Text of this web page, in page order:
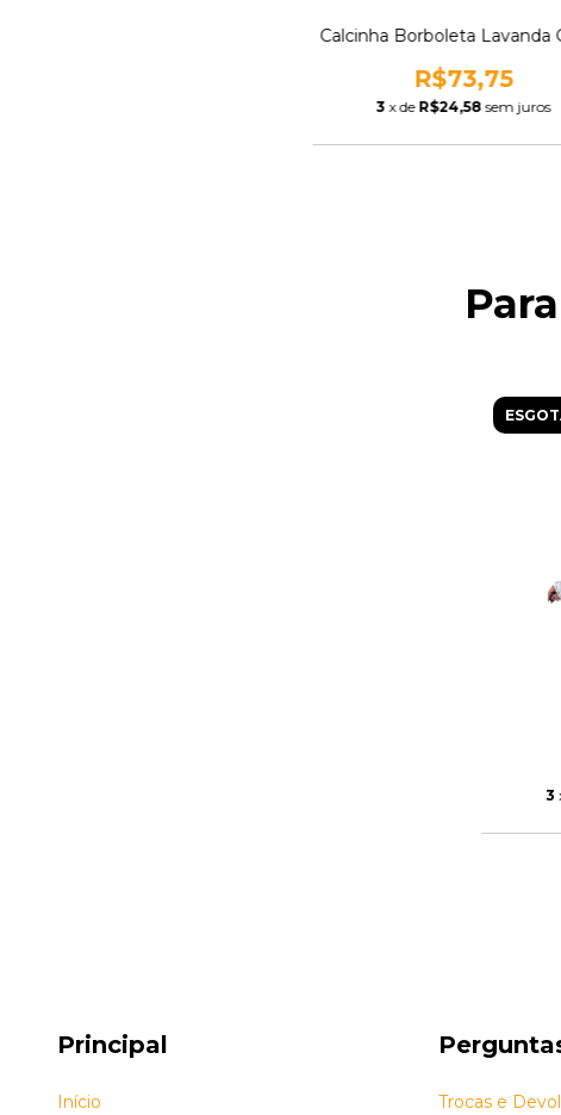
Calcinha Borboleta Lavanda
R$73,75
3 x de R$24,58 sem juros
3
Principal
Início Trocas e